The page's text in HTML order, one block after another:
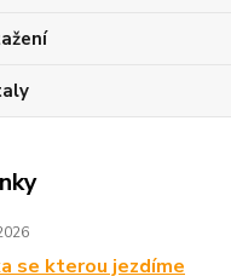
se kterou jezdíme